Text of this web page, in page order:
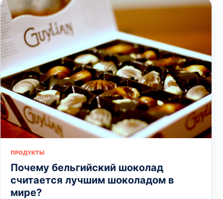
ПРОДУКТЫ
Почему бельгийский шоколад
считается лучшим шоколадом в
мире?